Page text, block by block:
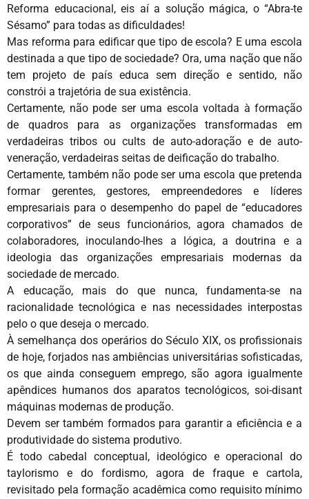
Reforma educacional, eis aí a solução mágica, o “Abra-te
Sésamo” para todas as dificuldades!
Mas reforma para edificar que tipo de escola? E uma escola
destinada a que tipo de sociedade? Ora, uma nação que não
tem projeto de país educa sem direção e sentido, não
constrói a trajetória de sua existência.
Certamente, não pode ser uma escola voltada à formação
de quadros para as organizações transformadas em
verdadeiras tribos ou cults de auto-adoração e de auto-
veneração, verdadeiras seitas de deificação do trabalho.
Certamente, também não pode ser uma escola que pretenda
formar gerentes, gestores, empreendedores e líderes
empresariais para o desempenho do papel de “educadores
corporativos” de seus funcionários, agora chamados de
colaboradores, inoculando-lhes a lógica, a doutrina e a
ideologia das organizações empresariais modernas da
sociedade de mercado.
A educação, mais do que nunca, fundamenta-se na
racionalidade tecnológica e nas necessidades interpostas
pelo o que deseja o mercado.
À semelhança dos operários do Século XIX, os profissionais
de hoje, forjados nas ambiências universitárias sofisticadas,
os que ainda conseguem emprego, são agora igualmente
apêndices humanos dos aparatos tecnológicos, soi-disant
máquinas modernas de produção.
Devem ser também formados para garantir a eficiência e a
produtividade do sistema produtivo.
É todo cabedal conceptual, ideológico e operacional do
taylorismo e do fordismo, agora de fraque e cartola,
revisitado pela formação acadêmica como requisito mínimo